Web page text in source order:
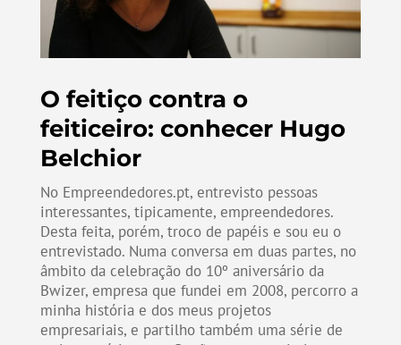
O feitiço contra o
feiticeiro: conhecer Hugo
Belchior
No Empreendedores.pt, entrevisto pessoas
interessantes, tipicamente, empreendedores.
Desta feita, porém, troco de papéis e sou eu o
entrevistado. Numa conversa em duas partes, no
âmbito da celebração do 10º aniversário da
Bwizer, empresa que fundei em 2008, percorro a
minha história e dos meus projetos
empresariais, e partilho também uma série de